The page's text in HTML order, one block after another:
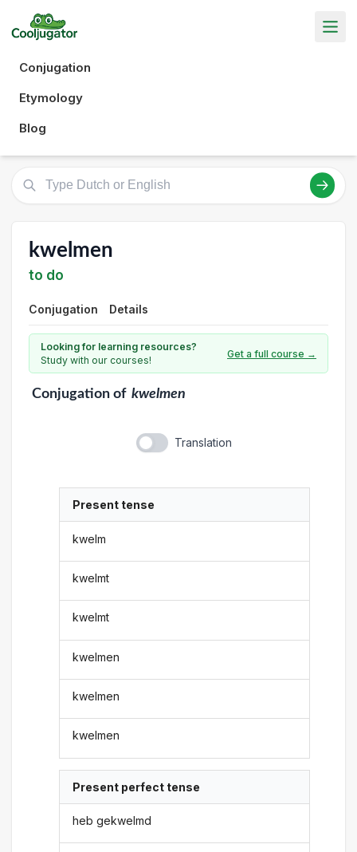
Conjugation
Etymology
Blog
kwelmen
to do
Conjugation Details
Looking for learning resources?
Study with our courses!
Get a full course →
Conjugationof kwelmen
Translation
Present tense
kwelm
kwelmt
kwelmt
kwelmen
kwelmen
kwelmen
Present perfect tense
heb gekwelmd